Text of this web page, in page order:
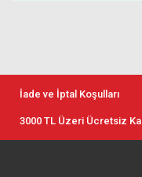
İade ve İptal Koşulları
3000 TL Üzeri Ücretsiz